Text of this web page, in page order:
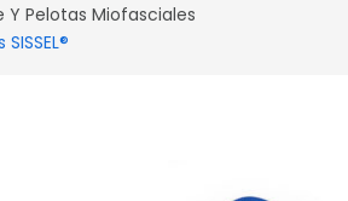
Y Pelotas Miofasciales